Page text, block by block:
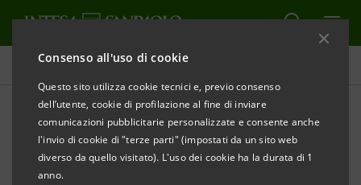
Consenso all'uso di cookie
Questo sito utilizza cookie tecnici e, previo consenso
dell’utente, cookie di profilazione al fine di inviare
comunicazioni pubblicitarie personalizzate e consente anche
l'invio di cookie di "terze parti" (impostati da un sito web
diverso da quello visitato). L'uso dei cookie ha la durata di 1
anno.
Comunicati stampa
STAMPA
AGGIORNA
INTESA SANPAOLO E MANPOWER:
DUE GRANDI GRUPPI SI CONFRONTANO SUL